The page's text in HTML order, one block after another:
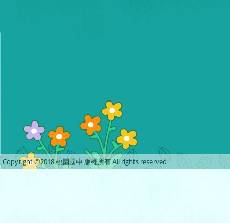
Copyright ©2018 桃園國中 版權所有 All rights reserved